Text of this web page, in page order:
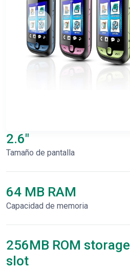
2.6"
Tamaño de pantalla
64 MB RAM
Capacidad de memoria
256MB ROM
slot